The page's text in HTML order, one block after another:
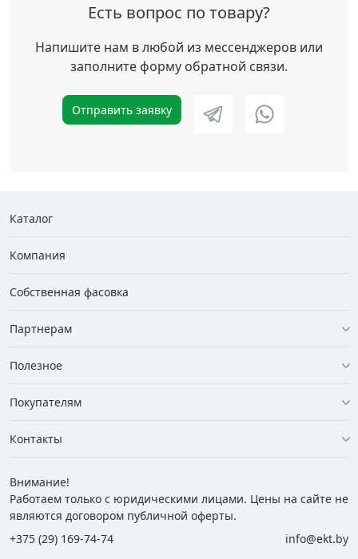
Есть вопрос по товару?
Напишите нам в любой из мессенджеров или
заполните форму обратной связи.
Отправить заявку
Каталог
Компания
Собственная фасовка
Партнерам
Полезное
Покупателям
Контакты
Внимание!
Работаем только с юридическими лицами. Цены на сайте не
являются договором публичной оферты.
+375 (29) 169-74-74
info@ekt.by